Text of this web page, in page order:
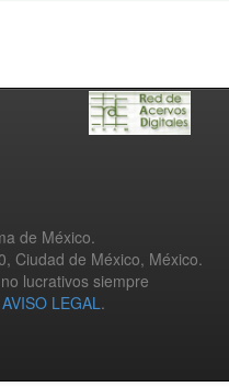
de México.
Ciudad de México, México.
lucrativos siempre
AVISO LEGAL.